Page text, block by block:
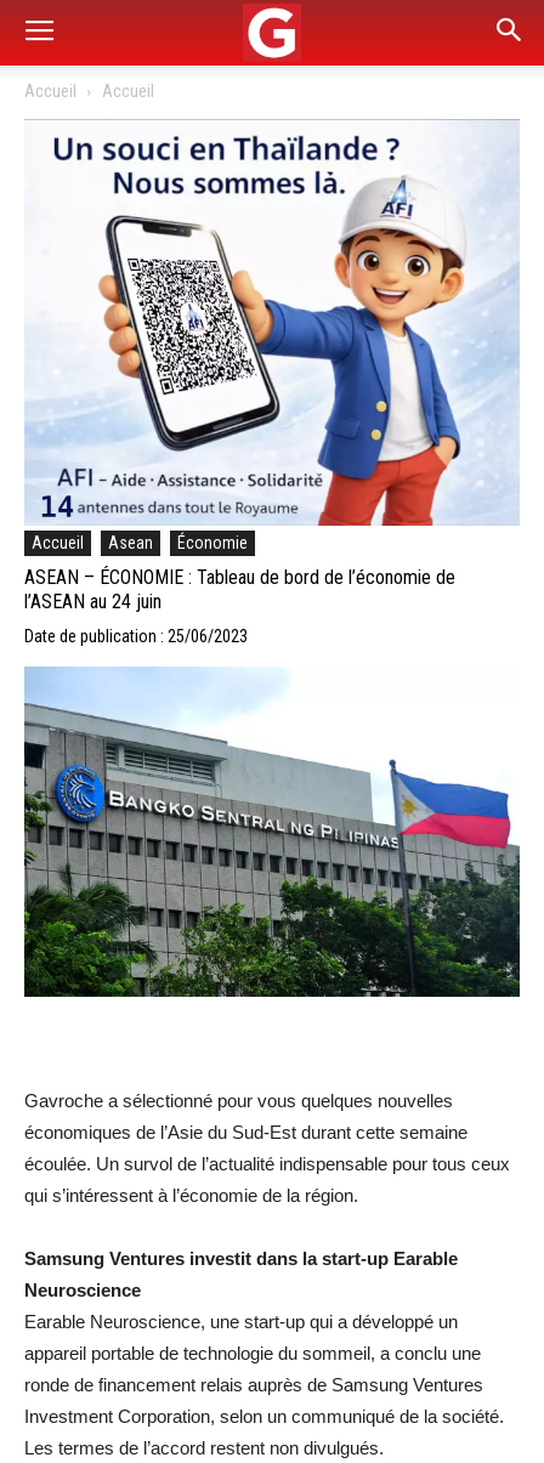
Accueil Accueil
Accueil Asean Économie
ASEAN – ÉCONOMIE : Tableau de bord de l’économie de
l’ASEAN au 24 juin
Date de publication : 25/06/2023
Gavroche a sélectionné pour vous quelques nouvelles
économiques de l’Asie du Sud-Est durant cette semaine
écoulée. Un survol de l’actualité indispensable pour tous ceux
qui s’intéressent à l’économie de la région.
Samsung Ventures investit dans la start-up Earable
Neuroscience
Earable Neuroscience, une start-up qui a développé un
appareil portable de technologie du sommeil, a conclu une
ronde de financement relais auprès de Samsung Ventures
Investment Corporation, selon un communiqué de la société.
Les termes de l’accord restent non divulgués.